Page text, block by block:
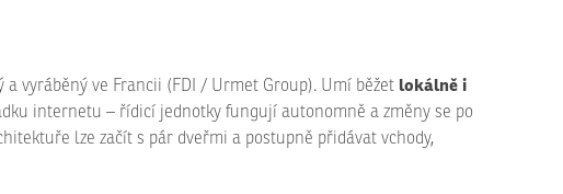
a vyráběný ve Francii (FDI / Urmet Group). Umí běžet lokálně i
internetu – řídicí jednotky fungují autonomně a změny se po
lze začít s pár dveřmi a postupně přidávat vchody,